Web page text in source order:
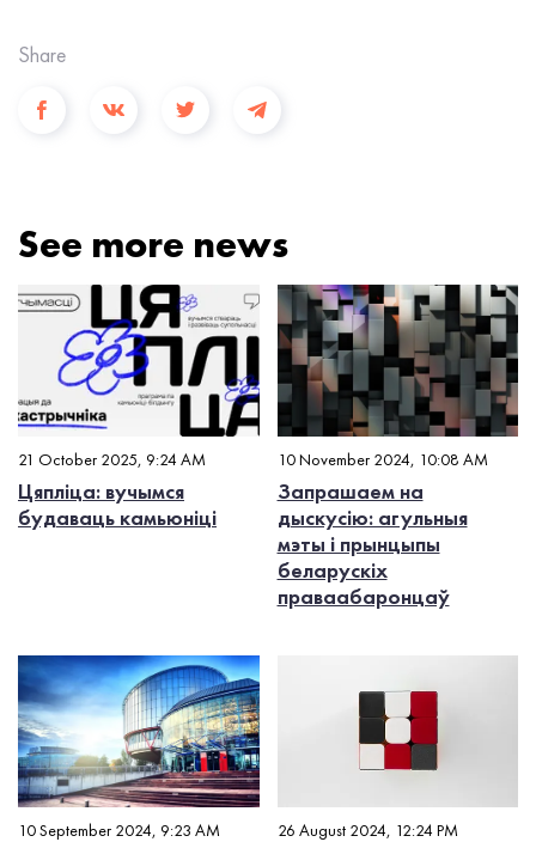
Share
See more news
21 October 2025, 9:24 AM
Цяпліца: вучымся
будаваць камьюніці
10 November 2024, 10:08 AM
Запрашаем на
дыскусію: агульныя
мэты і прынцыпы
беларускіх
праваабаронцаў
10 September 2024, 9:23 AM 26 August 2024, 12:24 PM